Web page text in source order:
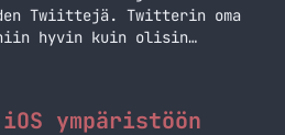
Twiittejä. Twitterin oma
hyvin kuin olisin
sovellusta sen jälkeen
– helposti! Ensinnäkin
ympäristöön